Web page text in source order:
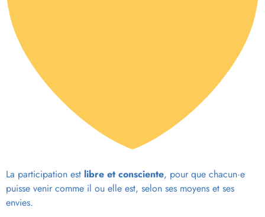
La participation est libre et consciente, pour que chacun·e
puisse venir comme il ou elle est, selon ses moyens et ses
envies.